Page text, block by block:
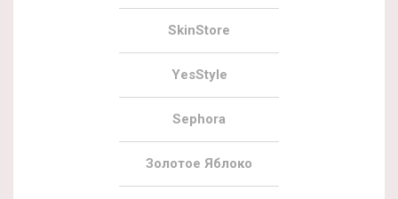
SkinStore
YesStyle
Sephora
Золотое Яблоко